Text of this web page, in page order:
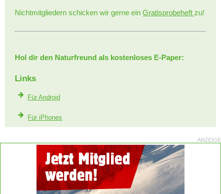
Nichtmitgliedern schicken wir gerne ein Gratisprobeheft zu!
Hol dir den Naturfreund als kostenloses E-Paper:
Links
Für Android
Für iPhones
ANZEIGE